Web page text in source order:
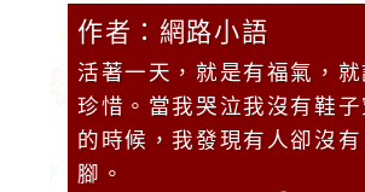
作者：網路小語
活著一天，就是有福氣，就
珍惜。當我哭泣我沒有鞋子
的時候，我發現有人卻沒有
腳。